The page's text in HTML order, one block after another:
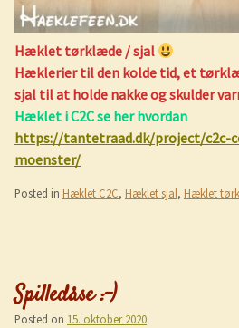
Hæklet tørklæde / sjal
Hæklerier til den kolde tid, et
sjal til at holde nakke og skulder
Hæklet i C2C se her hvordan
https://tantetraad.dk/project/c2c-
moenster/
Posted in Hæklet C2C, Hæklet sjal, Hæklet
Spilledåse :-)
Posted on 15. oktober 2020